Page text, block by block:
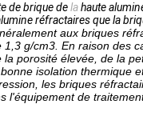
de brique delahaute
réfractaires que la
aux briques
1,3 g/cm3. En raison des
la porosité élevée, de la
isolation thermique
les briques
l'équipement de